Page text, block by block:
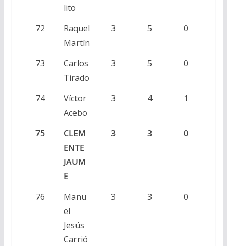
lito
72
Raquel
Martín
3 5 0
73
Carlos
Tirado
3 5 0
74
Víctor
Acebo
3 4 1
75
CLEM
ENTE
JAUM
E
3 3 0
76
Manu
el
Jesús
Carrió
3 3 0